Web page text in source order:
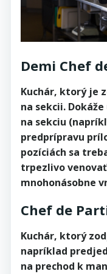
Demi Chef
Kuchár, ktorý je
na sekcii.
na sekciu
predprípravu
pozíciách sa
trpezlivo
mnohonásobne
Chef de
Kuchár, ktorý
napríklad
na prechod k